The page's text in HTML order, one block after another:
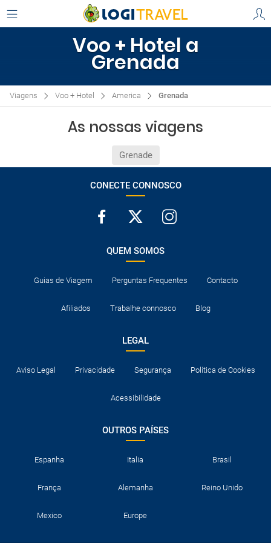
Voo + Hotel a
Grenada
Viagens Voo + Hotel America Grenada
As nossas viagens
Grenade
CONECTE CONNOSCO
QUEM SOMOS
Guias de Viagem Perguntas Frequentes Contacto
Afiliados Trabalhe connosco Blog
LEGAL
Aviso Legal Privacidade Segurança Política de Cookies
Acessibilidade
OUTROS PAÍSES
Espanha Italia Brasil
França Alemanha Reino Unido
Mexico Europe